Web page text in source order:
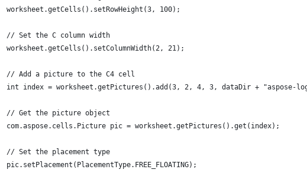
worksheet.getCells().setRowHeight(3, 100);
// Set the C column width
worksheet.getCells().setColumnWidth(2, 21);
// Add a picture to the C4 cell
int index = worksheet.getPictures().add(3, 2, 4, 3, dataDir + "aspose-
// Get the picture object
com.aspose.cells.Picture pic = worksheet.getPictures().get(index);
// Set the placement type
pic.setPlacement(PlacementType.FREE_FLOATING);